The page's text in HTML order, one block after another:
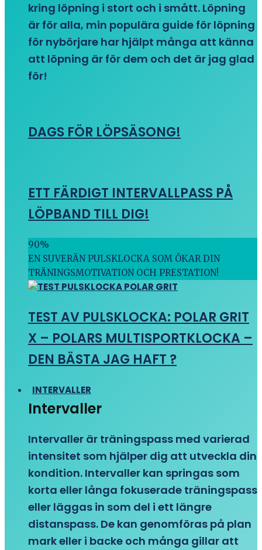
kring löpning i stort och i smått. Löpning
är för alla, min populära guide för löpning
för nybörjare har hjälpt många att känna
att löpning är för dem och det är jag glad
för!
DAGS FÖR LÖPSÄSONG!
ETT FÄRDIGT INTERVALLPASS PÅ
LÖPBAND TILL DIG!
90%
EN SUVERÄN PULSKLOCKA SOM ÖKAR DIN
TRÄNINGSMOTIVATION OCH PRESTATION!
TEST AV PULSKLOCKA: POLAR GRIT
X – POLARS MULTISPORTKLOCKA –
DEN BÄSTA JAG HAFT ?
INTERVALLER
Intervaller
Intervaller är träningspass med varierad
intensitet som hjälper dig att utveckla din
kondition. Intervaller kan springas som
korta eller långa fokuserade träningspass
eller läggas in som del i ett längre
distanspass. De kan genomföras på plan
mark eller i backe och många gillar att